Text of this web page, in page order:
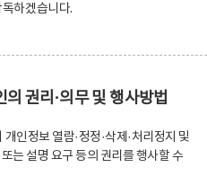
하겠습니다.
권리·의무 및 행사방법
인정보 열람·정정·삭제·처리정지 및
는 설명 요구 등의 권리를 행사할 수